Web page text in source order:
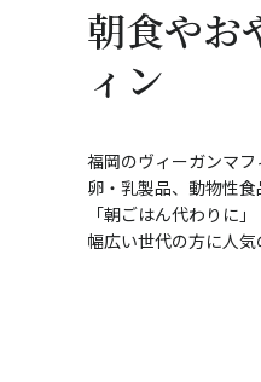
朝食やお
ィン
福岡のヴィーガンマフ
卵・乳製品、動物性食
「朝ごはん代わりに
幅広い世代の方に人気